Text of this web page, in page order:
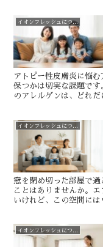
イオンフレッシュについて
アトピー性皮膚炎に悩
保つかは切実な課題で
のアレルゲンは、どれ
イオンフレッシュについて
窓を閉め切った部屋で
ことはありませんか。
いけれど、この空間には
イオンフレッシュについて